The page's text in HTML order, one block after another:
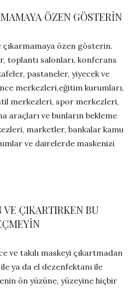
ÖZEN GÖSTERİN
özen gösterin.
toplantı salonları, konferans
pastaneler, yiyecek ve
merkezleri,eğitim kurumları,
merkezleri, spor merkezleri,
araçları ve bunların bekleme
marketler, bankalar kamu
ve dairelerde maskenizi
VE ÇIKARTIRKEN BU
ve takılı maskeyi çıkartmadan
ya da el dezenfektanı ile
ön yüzüne, yüzeyine hiçbir